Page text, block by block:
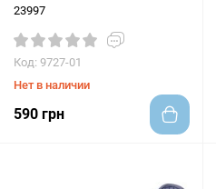
23997
Код: 9727-01
Нет в наличии
590 грн